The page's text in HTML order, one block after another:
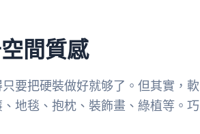
間質感
要把硬裝做好就够了。但其實，軟
地毯、抱枕、裝飾畫、綠植等。巧